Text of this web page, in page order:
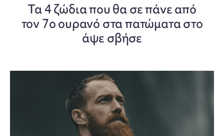
Τα 4 ζώδια που θα σε πάνε από
τον 7ο ουρανό στα πατώματα στο
άψε σβήσε